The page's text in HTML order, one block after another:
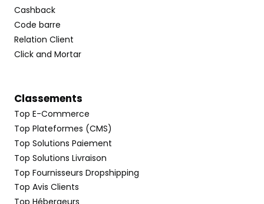
Cashback
Code barre
Relation Client
Click and Mortar
Classements
Top E-Commerce
Top Plateformes (CMS)
Top Solutions Paiement
Top Solutions Livraison
Top Fournisseurs Dropshipping
Top Avis Clients